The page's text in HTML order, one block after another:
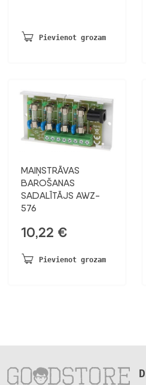
Pievienot grozam
MAIŅSTRĀVAS
BAROŠANAS
SADALĪTĀJS AWZ-
576
10,22 €
Pievienot grozam